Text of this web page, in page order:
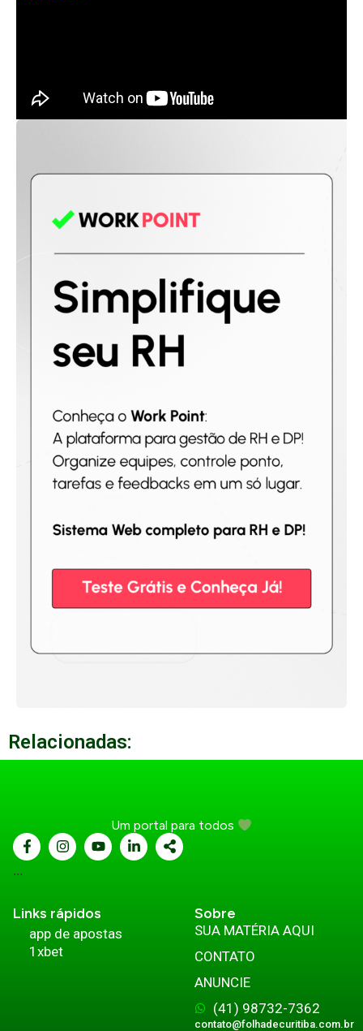
Relacionadas:
Um portal para todos
...
Links rápidos
app de apostas
1xbet
Sobre
SUA MATÉRIA AQUI
CONTATO
ANUNCIE
(41) 98732-7362
contato@folhadecuritiba.com.br